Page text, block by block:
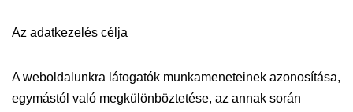
Az adatkezelés célja
A weboldalunkra látogatók munkameneteinek azonosítása,
egymástól való megkülönböztetése, az annak során